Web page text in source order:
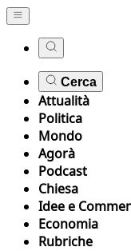
Cerca
Attualità
Politica
Mondo
Agorà
Podcast
Chiesa
Idee e
Economia
Rubriche